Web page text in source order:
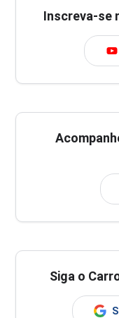
Inscreva-se
Siga o